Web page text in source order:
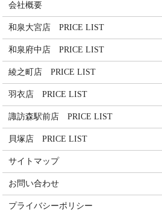
会社概要
和泉大宮店 PRICE LIST
和泉府中店 PRICE LIST
綾之町店 PRICE LIST
羽衣店 PRICE LIST
諏訪森駅前店 PRICE LIST
貝塚店 PRICE LIST
サイトマップ
お問い合わせ
プライバシーポリシー